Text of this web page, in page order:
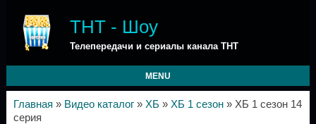
ТНТ - Шоу
Телепередачи и сериалы канала ТНТ
MENU
Главная » Видео каталог» ХБ » ХБ 1 сезон» ХБ 1 сезон 14
серия